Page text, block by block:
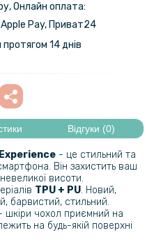
для Xiaomi Redmi Note 14 4G
2.5D для Xiaomi Redmi Note
Xiaomi Redmi Note 14 5G на
Онлайн оплата:
Pay, Приват24
14 днів
Відгуки (0)
- це стильний та
Він захистить ваш
висоти.
TPU + PU. Новий,
барвистий, стильний.
шкіри чохол приємний на
на будь-якій поверхні